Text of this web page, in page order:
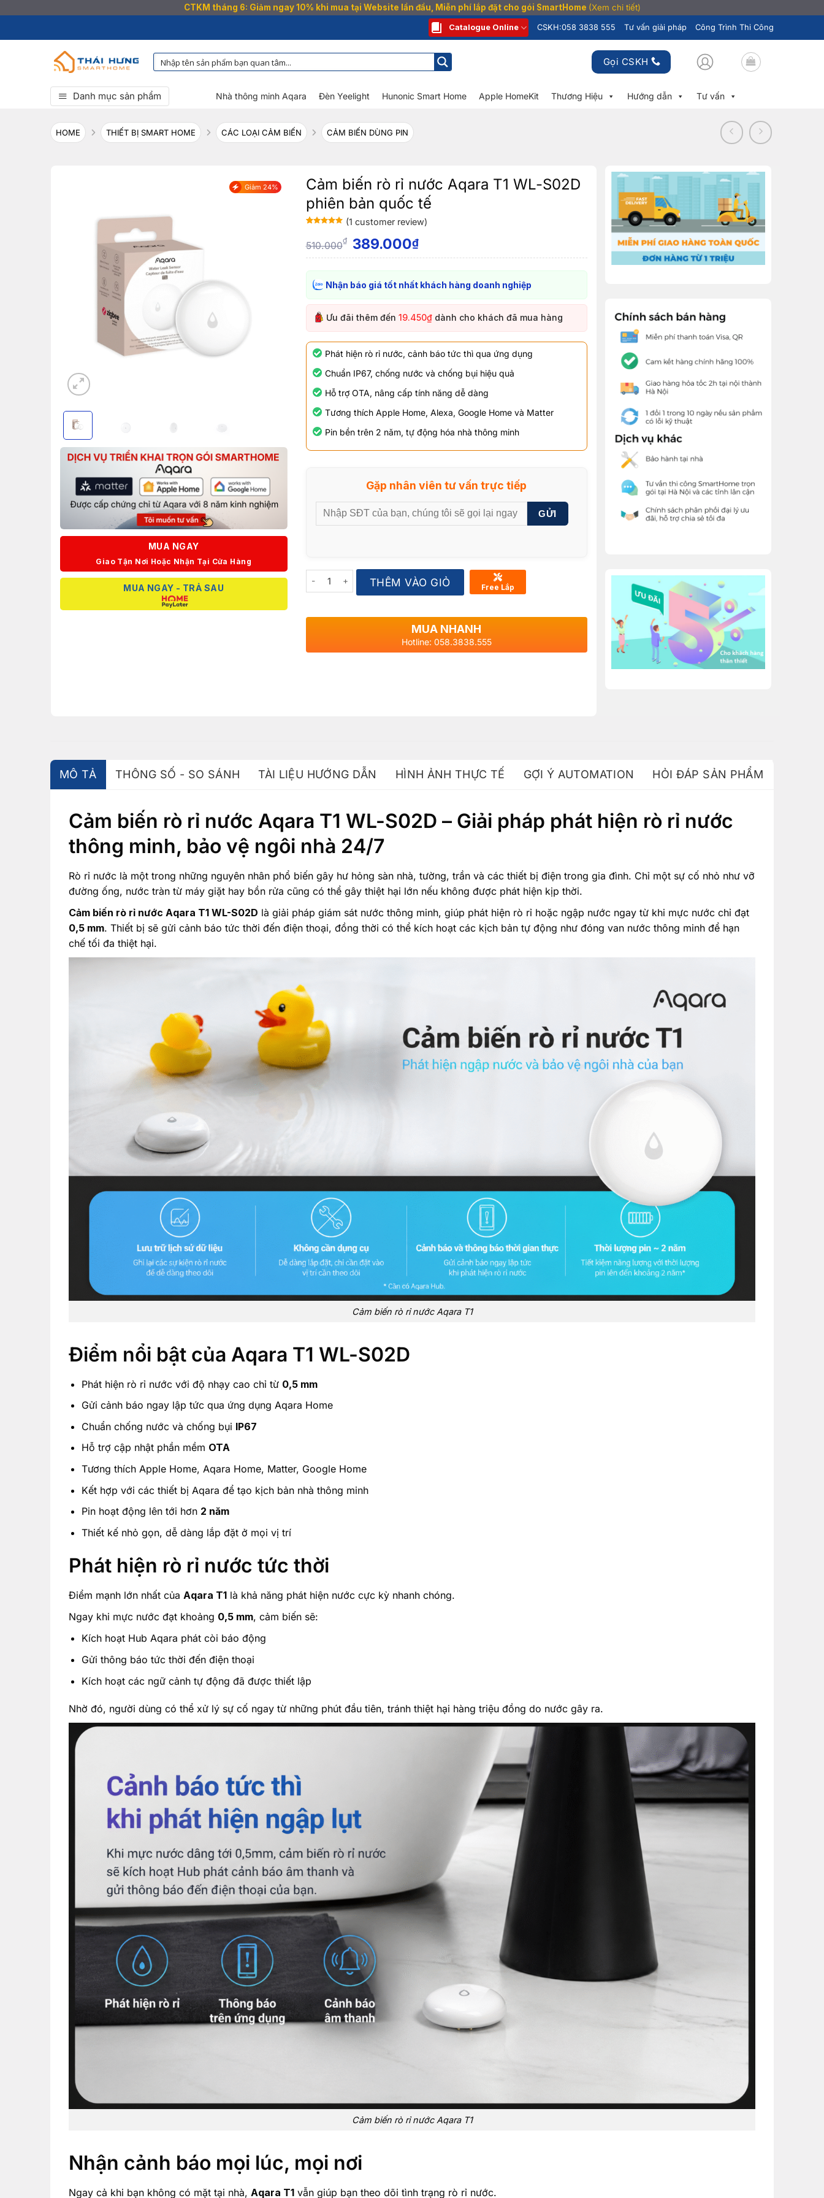
CTKM tháng 6: Giảm ngay 10% khi mua tại Website lần đầu, Miễn phí lắp đặt cho gói SmartHome (Xem chi tiết)
qua
Catalogue Online CSKH:058 3838 555 Tư vấn giải pháp Công Trình Thi Công
Gọi CSKH
Danh mục sản phẩm Nhà thông minh Aqara Đèn Yeelight Hunonic Smart Home Apple HomeKit Thương Hiệu Hướng dẫn Tư vấn
HOME THIẾT BỊ SMART HOME CÁC LOẠI CẢM BIẾN CẢM BIẾN DÙNG PIN
Giảm 24%
MUA NGAY
Giao Tận Nơi Hoặc Nhận Tại Cửa Hàng
MUA NGAY - TRẢ SAU
Cảm biến rò rỉ nước Aqara T1 WL-S02D
phiên bản quốc tế
on
rating
(1 customer review)
510.000₫ 389.000₫
Nhận báo giá tốt nhất khách hàng doanh nghiệp
Ưu đãi thêm đến 19.450₫dành cho khách đã mua hàng
Phát hiện rò rỉ nước, cảnh báo tức thì qua ứng dụng
Chuẩn IP67, chống nước và chống bụi hiệu quả
Hỗ trợ OTA, nâng cấp tính năng dễ dàng
Tương thích Apple Home, Alexa, Google Home và Matter
Pin bền trên 2 năm, tự động hóa nhà thông minh
Gặp nhân viên tư vấn trực tiếp
GỬI
Quantity THÊM VÀO GIỎ Free Lắp
MUA NHANH
Hotline: 058.3838.555
MÔ TẢ THÔNG SỐ - SO SÁNH TÀI LIỆU HƯỚNG DẪN HÌNH ẢNH THỰC TẾ GỢI Ý AUTOMATION HỎI ĐÁP SẢN PHẨM
Cảm biến rò rỉ nước Aqara T1 WL-S02D – Giải pháp phát hiện rò rỉ nước
thông minh, bảo vệ ngôi nhà 24/7
Rò rỉ nước là một trong những nguyên nhân phổ biến gây hư hỏng sàn nhà, tường, trần và các thiết bị điện trong gia đình. Chỉ một sự cố nhỏ như vỡ
đường ống, nước tràn từ máy giặt hay bồn rửa cũng có thể gây thiệt hại lớn nếu không được phát hiện kịp thời.
Cảm biến rò rỉ nước Aqara T1 WL-S02D là giải pháp giám sát nước thông minh, giúp phát hiện rò rỉ hoặc ngập nước ngay từ khi mực nước chỉ đạt
0,5 mm. Thiết bị sẽ gửi cảnh báo tức thời đến điện thoại, đồng thời có thể kích hoạt các kịch bản tự động như đóng van nước thông minh để hạn
chế tối đa thiệt hại.
Cảm biến rò rỉ nước Aqara T1
Điểm nổi bật của Aqara T1 WL-S02D
Phát hiện rò rỉ nước với độ nhạy cao chỉ từ 0,5 mm
Gửi cảnh báo ngay lập tức qua ứng dụng Aqara Home
Chuẩn chống nước và chống bụi IP67
Hỗ trợ cập nhật phần mềm OTA
Tương thích Apple Home, Aqara Home, Matter, Google Home
Kết hợp với các thiết bị Aqara để tạo kịch bản nhà thông minh
Pin hoạt động lên tới hơn 2 năm
Thiết kế nhỏ gọn, dễ dàng lắp đặt ở mọi vị trí
Phát hiện rò rỉ nước tức thời
Điểm mạnh lớn nhất của Aqara T1 là khả năng phát hiện nước cực kỳ nhanh chóng.
Ngay khi mực nước đạt khoảng 0,5 mm, cảm biến sẽ:
Kích hoạt Hub Aqara phát còi báo động
Gửi thông báo tức thời đến điện thoại
Kích hoạt các ngữ cảnh tự động đã được thiết lập
Nhờ đó, người dùng có thể xử lý sự cố ngay từ những phút đầu tiên, tránh thiệt hại hàng triệu đồng do nước gây ra.
Cảm biến rò rỉ nước Aqara T1
Nhận cảnh báo mọi lúc, mọi nơi
Ngay cả khi bạn không có mặt tại nhà, Aqara T1 vẫn giúp bạn theo dõi tình trạng rò rỉ nước.